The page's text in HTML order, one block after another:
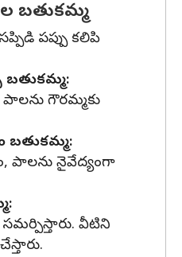
బతుకమ్మ
పప్పు కలిపి
బతుకమ్మ:
పాలను గౌరమ్మకు
బతుకమ్మ:
పాలను నైవేద్యంగా
సమర్పిస్తారు. వీటిని